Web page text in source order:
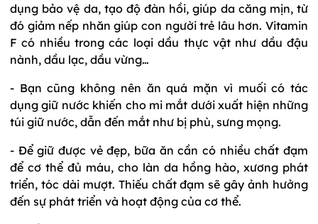
dụng bảo vệ da, tạo độ đàn hồi, giúp da căng mịn, từ
đó giảm nếp nhăn giúp con người trẻ lâu hơn. Vitamin
F có nhiều trong các loại dầu thực vật như dầu đậu
nành, dầu lạc, dầu vừng…
- Bạn cũng không nên ăn quá mặn vì muối có tác
dụng giữ nước khiến cho mi mắt dưới xuất hiện những
túi giữ nước, dẫn đến mắt như bị phù, sưng mọng.
- Để giữ được vẻ đẹp, bữa ăn cần có nhiều chất đạm
để cơ thể đủ máu, cho làn da hồng hào, xương phát
triển, tóc dài mượt. Thiếu chất đạm sẽ gây ảnh hưởng
đến sự phát triển và hoạt động của cơ thể.